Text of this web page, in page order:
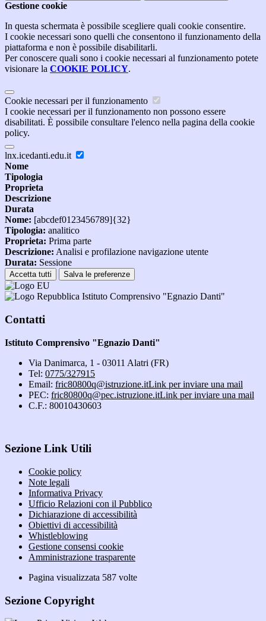
Gestione cookie
In questa schermata è possibile scegliere quali cookie consentire.
I cookie necessari sono quelli che consentono il funzionamento della
piattaforma e non è possibile disabilitarli.
Per conoscere quali sono i cookie necessari al funzionamento potete
visionare la COOKIE POLICY.
Cookie necessari per il funzionamento
I cookie necessari per il funzionamento non possono essere
disabilitati. È possibile consultare l'elenco nella pagina della cookie
policy.
lnx.icedanti.edu.it
Nome
Tipologia
Proprieta
Descrizione
Durata
Nome: [abcdef0123456789]{32}
Tipologia: analitico
Proprieta: Prima parte
Descrizione: Analisi e profilazione navigazione utente
Durata: Sessione
Accetta tutti Salva le preferenze
Istituto Comprensivo "Egnazio Danti"
Contatti
Istituto Comprensivo "Egnazio Danti"
Via Danimarca, 1 - 03011 Alatri (FR)
Tel: 0775/327915
Email: fric80800q@istruzione.itLink per inviare una mail
PEC: fric80800q@pec.istruzione.itLink per inviare una mail
C.F.: 80010430603
Sezione Link Utili
Cookie policy
Note legali
Informativa Privacy
Ufficio Relazioni con il Pubblico
Dichiarazione di accessibilità
Obiettivi di accessibilità
Whistleblowing
Gestione consensi cookie
Amministrazione trasparente
Pagina visualizzata 587 volte
Sezione Copyright